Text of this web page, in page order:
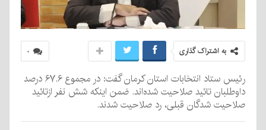
۰ به اشتراک گذاری
رئیس ستاد انتخابات استان کرمان گفت: در مجموع ۶۷.۶ درصد
داوطلبان تائید صلاحیت شده‌اند. ضمن اینکه شش نفر ازتائید
صلاحیت شدگان قبلی، رد صلاحیت شدند.